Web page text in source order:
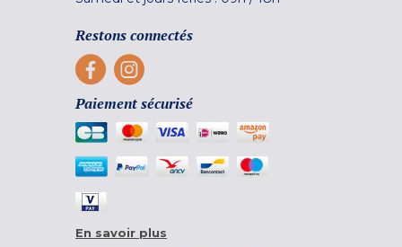
Restons connectés
Paiement sécurisé
En savoir plus